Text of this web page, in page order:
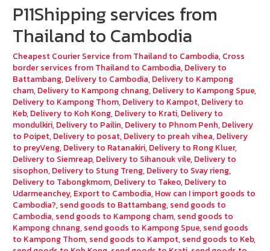
P11Shipping services from
Thailand to Cambodia
Cheapest Courier Service from Thailand to Cambodia, Cross
border services from Thailand to Cambodia, Delivery to
Battambang, Delivery to Cambodia, Delivery to Kampong
cham, Delivery to Kampong chnang, Delivery to Kampong Spue,
Delivery to Kampong Thom, Delivery to Kampot, Delivery to
Keb, Delivery to Koh Kong, Delivery to Krati, Delivery to
mondulkiri, Delivery to Pailin, Delivery to Phnom Penh, Delivery
to Poipet, Delivery to posat, Delivery to preah vihea, Delivery
to preyVeng, Delivery to Ratanakiri, Delivery to Rong Kluer,
Delivery to Siemreap, Delivery to Sihanouk vile, Delivery to
sisophon, Delivery to Stung Treng, Delivery to Svay rieng,
Delivery to Tabongkmom, Delivery to Takeo, Delivery to
Udarmeanchey, Export to Cambodia, How can I import goods to
Cambodia?, send goods to Battambang, send goods to
Cambodia, send goods to Kampong cham, send goods to
Kampong chnang, send goods to Kampong Spue, send goods
to Kampong Thom, send goods to Kampot, send goods to Keb,